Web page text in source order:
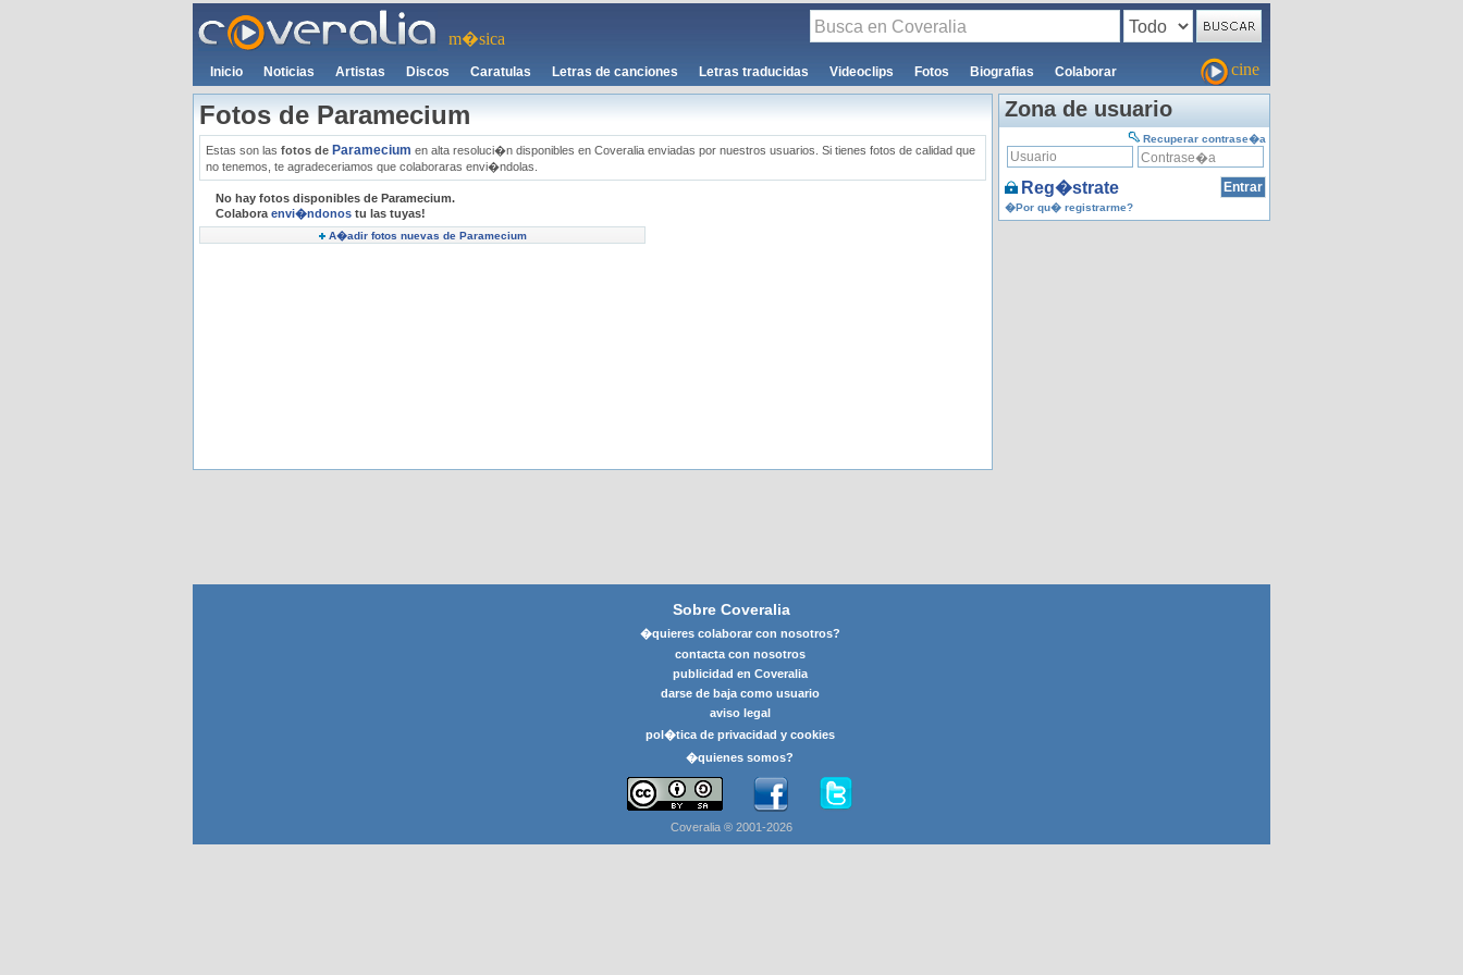
m�sica
Inicio Noticias Artistas Discos Caratulas Letras de canciones Letras traducidas Videoclips Fotos Biografias Colaborar cine
Fotos de Paramecium
Estas son las fotos de Paramecium en alta resoluci�n disponibles en Coveralia enviadas por nuestros usuarios. Si tienes fotos de calidad que
no tenemos, te agradeceriamos que colaboraras envi�ndolas.
No hay fotos disponibles de Paramecium.
Colabora envi�ndonos tu las tuyas!
A�adir fotos nuevas de Paramecium
Zona de usuario
Recuperar contrase�a
Reg�strate
�Por qu� registrarme?
Sobre Coveralia
�quieres colaborar con nosotros?
contacta con nosotros
publicidad en Coveralia
darse de baja como usuario
aviso legal
pol�tica de privacidad y cookies
�quienes somos?
Coveralia ® 2001-2026